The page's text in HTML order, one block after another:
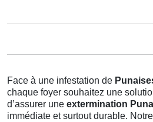
Face à une infestation de
chaque foyer souhaitez une
d’assurer une extermination
immédiate et surtout durable.